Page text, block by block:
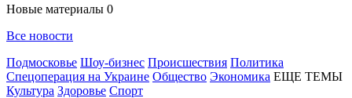
Новые материалы 0
Все новости
Подмосковье Шоу-бизнес Происшествия Политика
Спецоперация на Украине Общество Экономика ЕЩЕ ТЕМЫ
Культура Здоровье Спорт